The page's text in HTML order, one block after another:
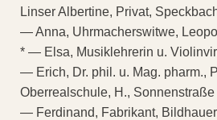
Linser Albertine, Privat,
— Anna, Uhrmacherswitwe,
* — Elsa, Musiklehrerin u.
— Erich, Dr. phil. u. Mag. pharm.,
Oberrealschule, H., Sonnenstraße
— Ferdinand, Fabrikant,